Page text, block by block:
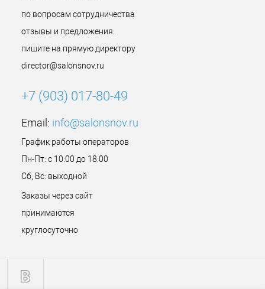
по вопросам сотрудничества
отзывы и предложения.
пишите на прямую директору
director@salonsnov.ru
+7 (903) 017-80-49
Email: info@salonsnov.ru
График работы операторов
Пн-Пт: с 10:00 до 18:00
Сб, Вс: выходной
Заказы через сайт
принимаются
круглосуточно